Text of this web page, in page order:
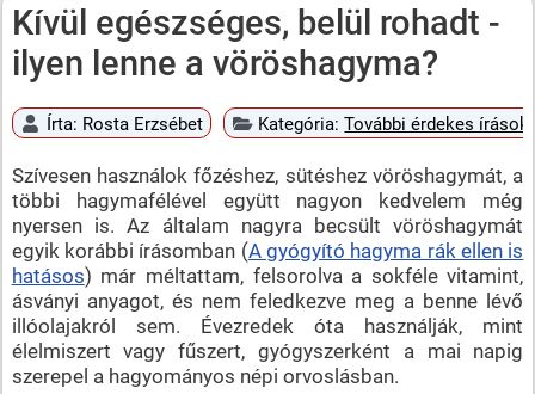
Kívül egészséges, belül rohadt -
ilyen lenne a vöröshagyma?
Írta: Rosta Erzsébet Kategória:További érdekes írások
Szívesen használok főzéshez, sütéshez vöröshagymát, a
többi hagymafélével együtt nagyon kedvelem még
nyersen is. Az általam nagyra becsült vöröshagymát
egyik korábbi írásomban (A gyógyító hagyma rák ellen is
hatásos) már méltattam, felsorolva a sokféle vitamint,
ásványi anyagot, és nem feledkezve meg a benne lévő
illóolajakról sem. Évezredek óta használják, mint
élelmiszert vagy fűszert, gyógyszerként a mai napig
szerepel a hagyományos népi orvoslásban.